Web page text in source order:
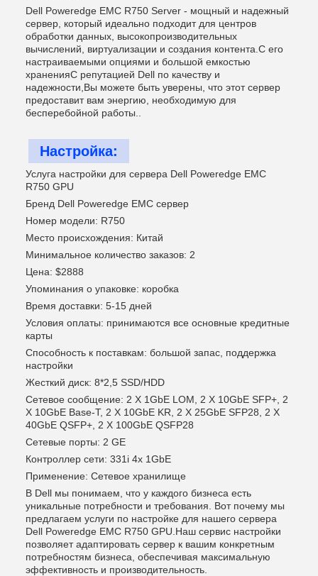
Dell Poweredge EMC R750 Server - мощный и надежный
сервер, который идеально подходит для центров
обработки данных, высокопроизводительных
вычислений, виртуализации и создания контента.С его
настраиваемыми опциями и большой емкостью
храненияС репутацией Dell по качеству и
надежности,Вы можете быть уверены, что этот сервер
предоставит вам энергию, необходимую для
бесперебойной работы..
Настройка:
Услуга настройки для сервера Dell Poweredge EMC
R750 GPU
Бренд Dell Poweredge EMC сервер
Номер модели: R750
Место происхождения: Китай
Минимальное количество заказов: 2
Цена: $2888
Упоминания о упаковке: коробка
Время доставки: 5-15 дней
Условия оплаты: принимаются все основные кредитные
карты
Способность к поставкам: большой запас, поддержка
настройки
Жесткий диск: 8*2,5 SSD/HDD
Сетевое сообщение: 2 X 1GbE LOM, 2 X 10GbE SFP+, 2
X 10GbE Base-T, 2 X 10GbE KR, 2 X 25GbE SFP28, 2 X
40GbE QSFP+, 2 X 100GbE QSFP28
Сетевые порты: 2 GE
Контроллер сети: 331i 4x 1GbE
Применение: Сетевое хранилище
В Dell мы понимаем, что у каждого бизнеса есть
уникальные потребности и требования. Вот почему мы
предлагаем услуги по настройке для нашего сервера
Dell Poweredge EMC R750 GPU.Наш сервис настройки
позволяет адаптировать сервер к вашим конкретным
потребностям бизнеса, обеспечивая максимальную
эффективность и производительность.